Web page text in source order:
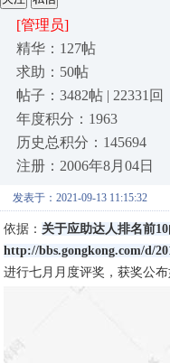
[管理员]
精华：127帖
求助：50帖
帖子：3482帖 | 22331回
年度积分：1963
历史总积分：145694
注册：2006年8月04日
发表于：2021-09-13 11:15:32
依据： 关于应助达人排名前
http://bbs.gongkong.com/d/
进行七月月度评奖，获奖公